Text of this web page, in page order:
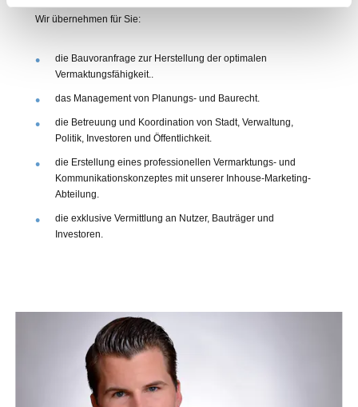
Wir übernehmen für Sie:
die Bauvoranfrage zur Herstellung der optimalen
Vermaktungsfähigkeit..
das Management von Planungs- und Baurecht.
die Betreuung und Koordination von Stadt, Verwaltung,
Politik, Investoren und Öffentlichkeit.
die Erstellung eines professionellen Vermarktungs- und
Kommunikationskonzeptes mit unserer Inhouse-Marketing-
Abteilung.
die exklusive Vermittlung an Nutzer, Bauträger und
Investoren.